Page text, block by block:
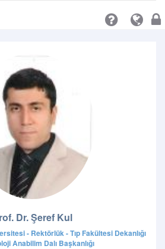
Dr. Şeref Kul
- Rektörlük - Tıp Fakültesi Dekanlığı
Anabilim Dalı Başkanlığı